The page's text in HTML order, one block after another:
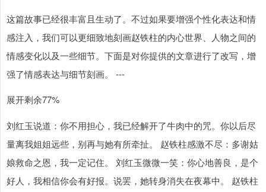
这篇故事已经很丰富且生动了。不过如果要增强个性化表达和情
感注入，我们可以更细致地刻画赵铁柱的内心世界、人物之间的
情感变化以及一些细节。下面是对你提供的文章进行了改写，增
强了情感表达与细节刻画。 ---
展开剩余77%
刘红玉说道：你不用担心，我已经解开了牛肉中的咒。你以后尽
量离我姐姐远些，别再与她有所牵扯。 赵铁柱感激不尽：多谢姑
娘救命之恩，我一定记住。 刘红玉微微一笑：你心地善良，是个
好人，我相信你会有好报。说罢，她转身消失在夜幕中。 赵铁柱